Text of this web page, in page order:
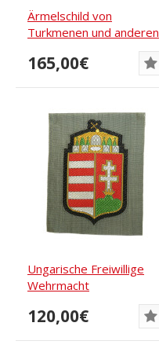
Ärmelschild von
Turkmenen und anderen
Turkvölkern aus dem...
165,00€
Ungarische Freiwillige
Wehrmacht
120,00€